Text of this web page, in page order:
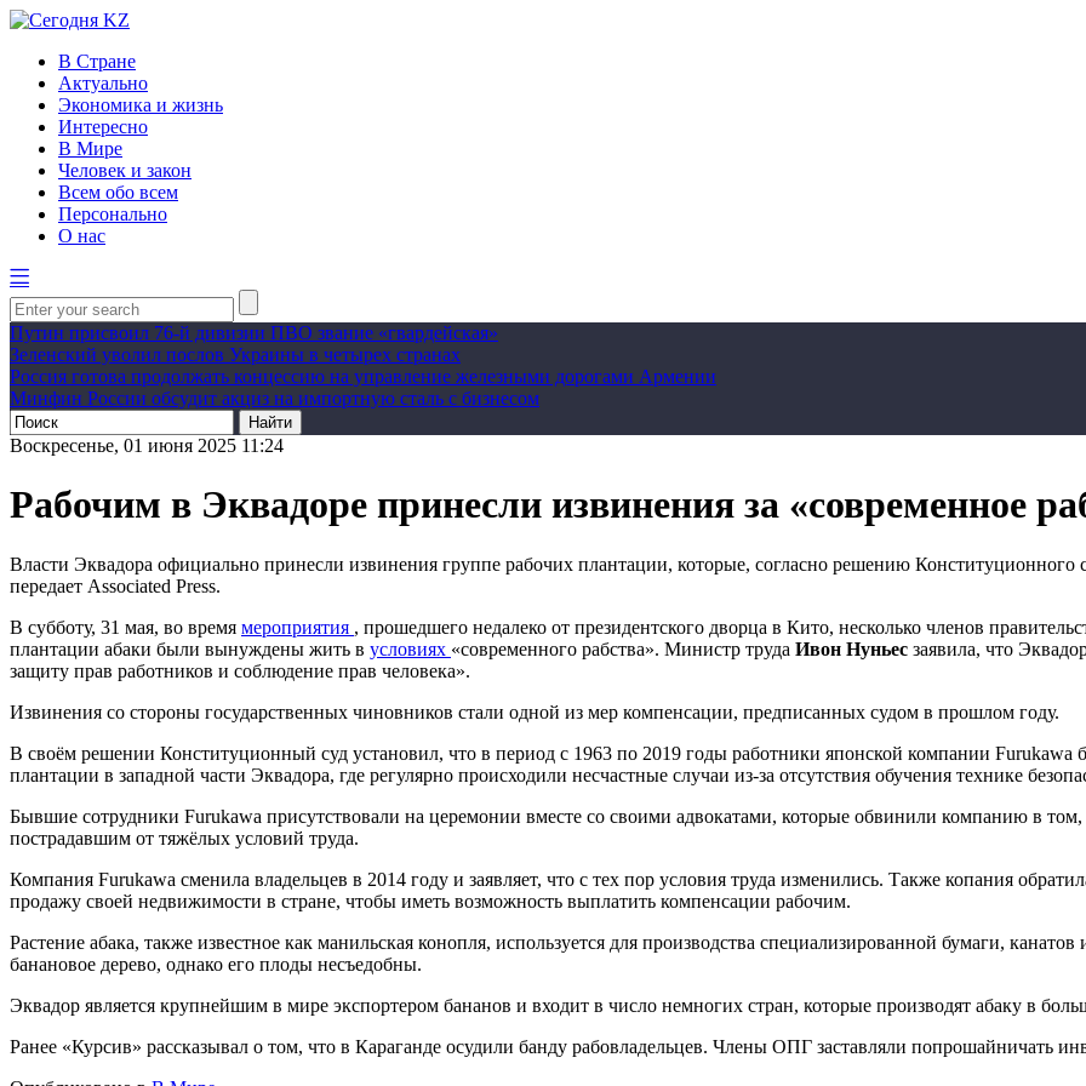
В Стране
Актуально
Экономика и жизнь
Интересно
В Мире
Человек и закон
Всем обо всем
Персонально
О нас
Путин присвоил 76-й дивизии ПВО звание «гвардейская»
Зеленский уволил послов Украины в четырех странах
Россия готова продолжать концессию на управление железными дорогами Армении
Минфин России обсудит акциз на импортную сталь с бизнесом
Воскресенье, 01 июня 2025 11:24
Рабочим в Эквадоре принесли извинения за «современное
Власти Эквадора официально принесли извинения группе рабочих плантации, которые, согласно решению Конституционного
передает Associated Press.
В субботу, 31 мая, во время мероприятия , прошедшего недалеко от президентского дворца в Кито, несколько членов
плантации абаки были вынуждены жить в условиях «современного рабства». Министр труда Ивон Нуньес заявила, что
защиту прав работников и соблюдение прав человека».
Извинения со стороны государственных чиновников стали одной из мер компенсации, предписанных судом в прошлом году.
В своём решении Конституционный суд установил, что в период с 1963 по 2019 годы работники японской компании
плантации в западной части Эквадора, где регулярно происходили несчастные случаи из-за отсутствия обучения технике
Бывшие сотрудники Furukawa присутствовали на церемонии вместе со своими адвокатами, которые обвинили компанию в
пострадавшим от тяжёлых условий труда.
Компания Furukawa сменила владельцев в 2014 году и заявляет, что с тех пор условия труда изменились. Также копания
продажу своей недвижимости в стране, чтобы иметь возможность выплатить компенсации рабочим.
Растение абака, также известное как манильская конопля, используется для производства специализированной бумаги,
банановое дерево, однако его плоды несъедобны.
Эквадор является крупнейшим в мире экспортером бананов и входит в число немногих стран, которые производят абаку в
Ранее «Курсив» рассказывал о том, что в Караганде осудили банду рабовладельцев. Члены ОПГ заставляли попрошайничать